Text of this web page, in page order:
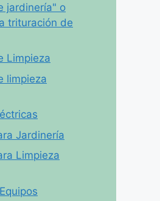
jardinería" o
trituración de
Limpieza
limpieza
Jardinería
Limpieza